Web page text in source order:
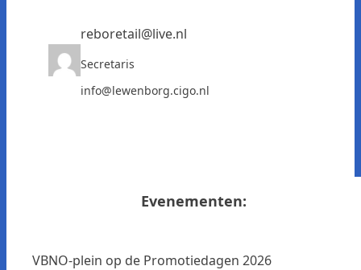
reboretail@live.nl
Secretaris
info@lewenborg.cigo.nl
Evenementen:
VBNO-plein op de Promotiedagen 2026